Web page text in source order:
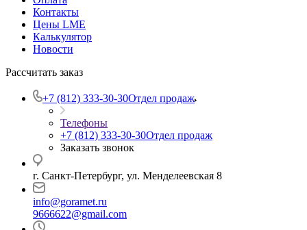
Контакты
Цены LME
Калькулятор
Новости
Рассчитать заказ
+7 (812) 333-30-30Отдел продаж
Телефоны
+7 (812) 333-30-30Отдел продаж
Заказать звонок
г. Санкт-Петербург, ул. Менделеевская 8
info@goramet.ru
9666622@gmail.com